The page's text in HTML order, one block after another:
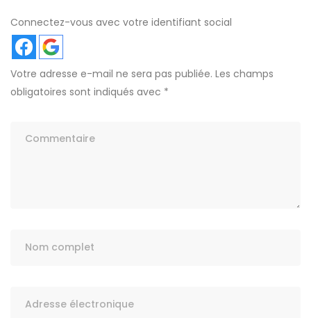
Connectez-vous avec votre identifiant social
Votre adresse e-mail ne sera pas publiée. Les champs
obligatoires sont indiqués avec *